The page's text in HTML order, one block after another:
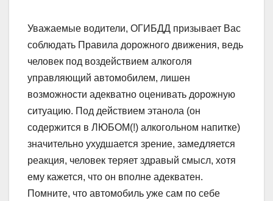
Уважаемые водители, ОГИБДД призывает Вас
соблюдать Правила дорожного движения, ведь
человек под воздействием алкоголя
управляющий автомобилем, лишен
возможности адекватно оценивать дорожную
ситуацию. Под действием этанола (он
содержится в ЛЮБОМ(!) алкогольном напитке)
значительно ухудшается зрение, замедляется
реакция, человек теряет здравый смысл, хотя
ему кажется, что он вполне адекватен.
Помните, что автомобиль уже сам по себе